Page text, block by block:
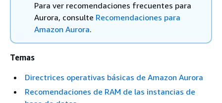
Para ver recomendaciones frecuentes para
Aurora, consulte Recomendaciones para
Amazon Aurora.
Temas
Directrices operativas básicas de Amazon Aurora
Recomendaciones de RAM de las instancias de